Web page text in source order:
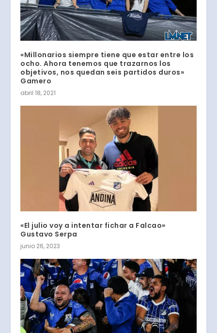
«Millonarios siempre tiene que estar entre los
ocho. Ahora tenemos que trazarnos los
objetivos, nos quedan seis partidos duros»
Gamero
abril 18, 2021
«El julio voy a intentar fichar a Falcao»
Gustavo Serpa
junio 26, 2023